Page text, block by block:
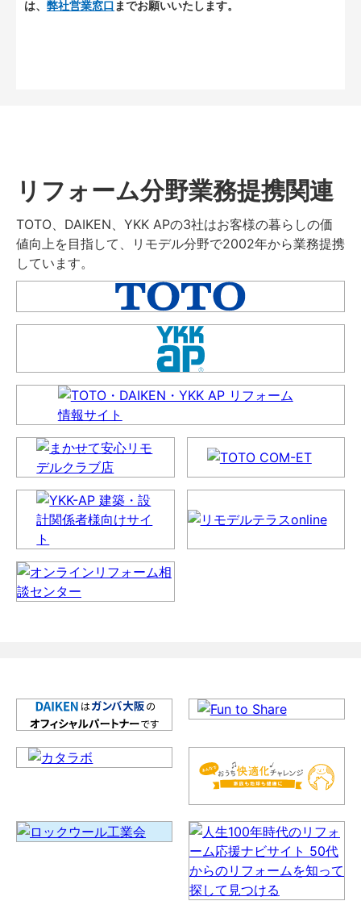
は、 弊社営業窓口 までお願いいたします。
リフォーム分野業務提携関連
TOTO、DAIKEN、YKK APの3社はお客様の暮らしの価
値向上を目指して、リモデル分野で2002年から業務提携
しています。